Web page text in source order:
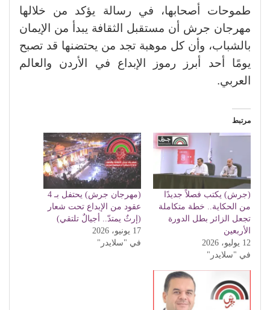
طموحات أصحابها، في رسالة يؤكد من خلالها
مهرجان جرش أن مستقبل الثقافة يبدأ من الإيمان
بالشباب، وأن كل موهبة تجد من يحتضنها قد تصبح
يومًا أحد أبرز رموز الإبداع في الأردن والعالم
العربي.
مرتبط
(جرش) يكتب فصلاً جديدًا
من الحكاية.. خطة متكاملة
تجعل الزائر بطل الدورة
الأربعين
12 يوليو، 2026
في "سلايدر"
(مهرجان جرش) يحتفل بـ 4
عقود من الإبداع تحت شعار
(إرثٌ يمتدّ.. أجيالٌ تلتقي)
17 يونيو، 2026
في "سلايدر"